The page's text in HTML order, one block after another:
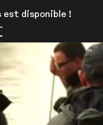
est disponible !
Bobine Magazine